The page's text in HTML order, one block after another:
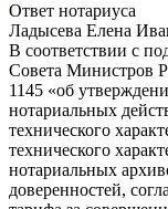
Ответ нотариуса
Ладысева Елена
В соответствии с
Совета Министров
1145 «об
нотариальных
технического
технического
нотариальных
доверенностей,